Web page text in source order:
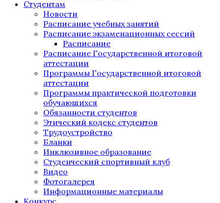
Студентам
Новости
Расписание учебных занятий
Расписание экзаменационных сессий
Расписание
Расписание Государственной итоговой
аттестации
Программы Государственной итоговой
аттестации
Программы практической подготовки
обучающихся
Обязанности студентов
Этический кодекс студентов
Трудоустройство
Бланки
Инклюзивное образование
Студенческий спортивный клуб
Видео
Фотогалерея
Информационные материалы
Конкурс